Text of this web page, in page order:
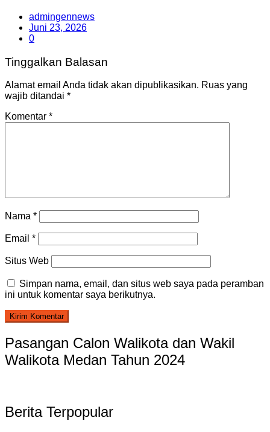
admingennews
Juni 23, 2026
0
Tinggalkan Balasan
Alamat email Anda tidak akan dipublikasikan. Ruas yang
wajib ditandai *
Komentar *
Nama *
Email *
Situs Web
Simpan nama, email, dan situs web saya pada peramban
ini untuk komentar saya berikutnya.
Pasangan Calon Walikota dan Wakil
Walikota Medan Tahun 2024
Berita Terpopular